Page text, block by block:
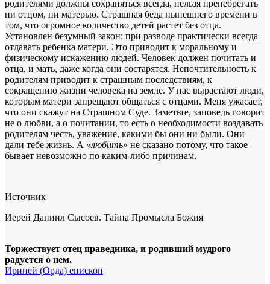
родителями должны сохраняться всегда, нельзя пренебрегать
ни отцом, ни матерью. Страшная беда нынешнего времени в
том, что огромное количество детей растет без отца.
Установлен безумный закон: при разводе практически всегда
отдавать ребенка матери. Это приводит к моральному и
физическому искажению людей. Человек должен почитать и
отца, и мать, даже когда они состарятся. Непочтительность к
родителям приводит к страшным последствиям, к
сокращению жизни человека на земле. У нас вырастают люди,
которым матери запрещают общаться с отцами. Меня ужасает,
что они скажут на Страшном Суде. Заметьте, заповедь говорит
не о любви, а о почитании, то есть о необходимости воздавать
родителям честь, уважение, какими бы они ни были. Они
дали тебе жизнь. А «любить» не сказано потому, что такое
бывает невозможно по каким-либо причинам.
Источник
Иерей Даниил Сысоев. Тайна Промысла Божия
Торжествует отец праведника, и родивший мудрого
радуется о нем.
Ириней (Орда) епископ